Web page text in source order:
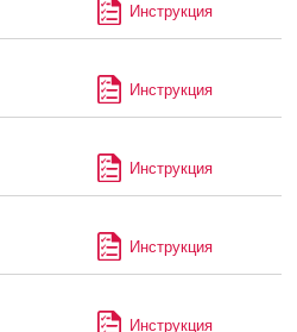
Инструкция
Инструкция
Инструкция
Инструкция
Инструкция